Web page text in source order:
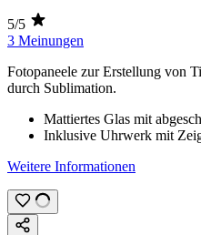
5/5
3 Meinungen
Fotopaneele zur Erstellung von
durch Sublimation.
Mattiertes Glas mit
Inklusive Uhrwerk mit
Weitere Informationen